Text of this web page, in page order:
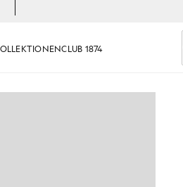
CLUB 1874